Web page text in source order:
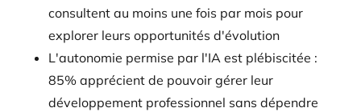
consultent au moins une fois par mois pour
explorer leurs opportunités d'évolution
L'autonomie permise par l'IA est plébiscitée :
85% apprécient de pouvoir gérer leur
développement professionnel sans dépendre